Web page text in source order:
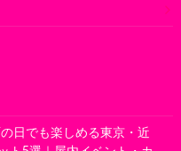
の日でも楽しめる東京・近